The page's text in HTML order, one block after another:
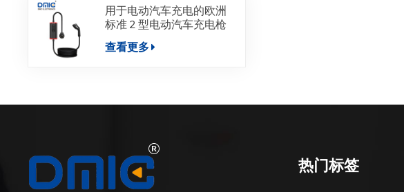
用于电动汽车充电的欧洲
标准 2 型电动汽车充电枪
查看更多
热门标签